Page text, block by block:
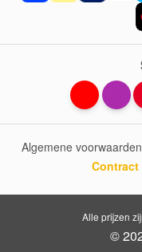
Algemene voorwaarden
Contract
Alle prijzen
©